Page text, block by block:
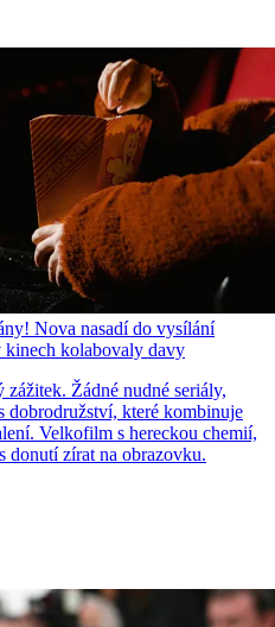
Nova nasadí do vysílání
kolabovaly davy
Žádné nudné seriály,
dobrodružství, které kombinuje
Velkofilm s hereckou chemií,
donutí zírat na obrazovku.